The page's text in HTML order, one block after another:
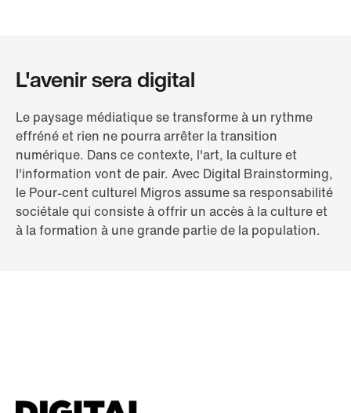
L'avenir sera digital
Le paysage médiatique se transforme à un rythme
effréné et rien ne pourra arrêter la transition
numérique. Dans ce contexte, l'art, la culture et
l'information vont de pair. Avec Digital Brainstorming,
le Pour-cent culturel Migros assume sa responsabilité
sociétale qui consiste à offrir un accès à la culture et
à la formation à une grande partie de la population.